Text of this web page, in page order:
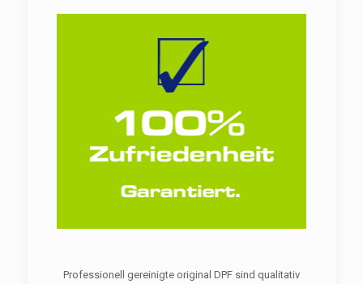
Professionell gereinigte original DPF sind qualitativ